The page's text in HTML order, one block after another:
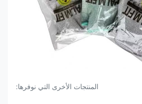
المنتجات الأخرى التي نوفرها: